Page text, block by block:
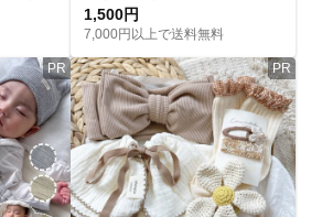
1,500円
7,000円以上で送料無料
PR PR